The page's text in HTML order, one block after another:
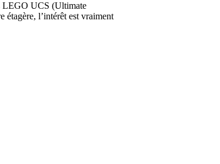
LEGO UCS (Ultimate
étagère, l’intérêt est vraiment